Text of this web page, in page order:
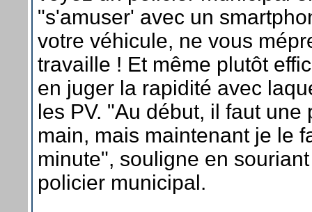
"s'amuser' avec un
votre véhicule, ne vous
travaille ! Et même plutôt
en juger la rapidité avec
les PV. "Au début, il faut une
main, mais maintenant je le
minute", souligne en
policier municipal.